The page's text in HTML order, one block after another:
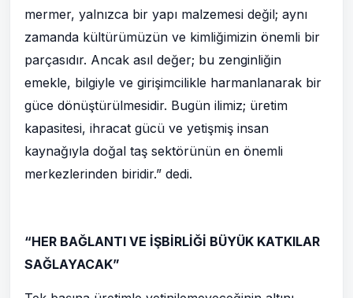
mermer, yalnızca bir yapı malzemesi değil; aynı
zamanda kültürümüzün ve kimliğimizin önemli bir
parçasıdır. Ancak asıl değer; bu zenginliğin
emekle, bilgiyle ve girişimcilikle harmanlanarak bir
güce dönüştürülmesidir. Bugün ilimiz; üretim
kapasitesi, ihracat gücü ve yetişmiş insan
kaynağıyla doğal taş sektörünün en önemli
merkezlerinden biridir.” dedi.
“HER BAĞLANTI VE İŞBİRLİĞİ BÜYÜK KATKILAR
SAĞLAYACAK”